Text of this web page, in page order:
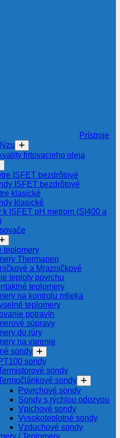
Prístroje
fritovacieho oleja
ISFET bezdrôtové
ISFET bezdrôtové
klasické
klasické
k ISFET pH metrom (SI400 a
teplomery
Thermapen
a Mrazničkové
teploty povrchu
teplomery
na kontrolu mlieka
teplomery
potravín
súpravy
do rúry
na varenie
sondy
PT100 sondy
sondy
sondy
Povrchové sondy
Sondy s rýchlou odozvou
Vpichové sondy
Vysokoteplotné sondy
Vzduchové sondy
/ Teplomery